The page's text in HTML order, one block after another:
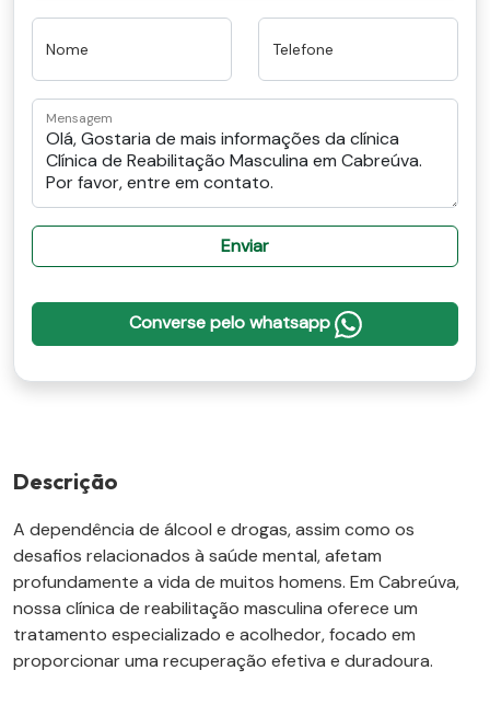
Nome Telefone
Mensagem
Enviar
Converse pelo whatsapp
Descrição
A dependência de álcool e drogas, assim como os
desafios relacionados à saúde mental, afetam
profundamente a vida de muitos homens. Em Cabreúva,
nossa clínica de reabilitação masculina oferece um
tratamento especializado e acolhedor, focado em
proporcionar uma recuperação efetiva e duradoura.